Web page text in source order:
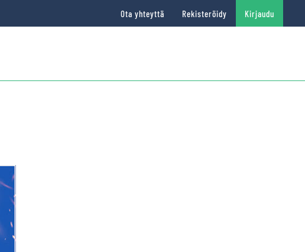
Ota yhteyttä Rekisteröidy Kirjaudu